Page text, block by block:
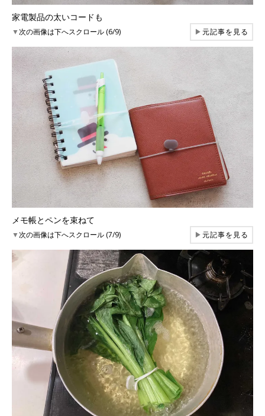
家電製品の太いコードも
▼次の画像は下へスクロール (6/9) ▶元記事を見る
メモ帳とペンを束ねて
▼次の画像は下へスクロール (7/9) ▶元記事を見る